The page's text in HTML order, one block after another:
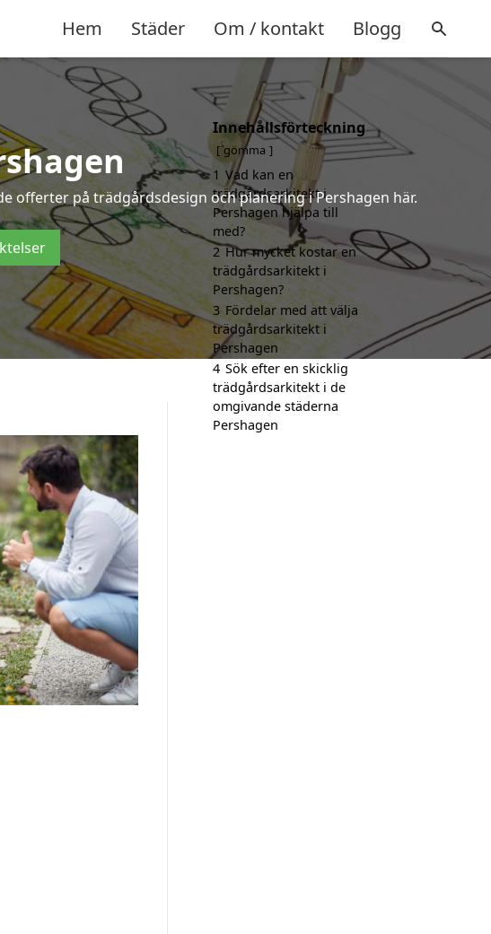
Hem Städer Om / kontakt Blogg
offerter på trädgårdsdesign och planering i Pershagen här.
Innehållsförteckning
gömma
1 Vad kan en
trädgårdsarkitekt i
Pershagen hjälpa till
med?
2 Hur mycket kostar en
trädgårdsarkitekt i
Pershagen?
3 Fördelar med att välja
trädgårdsarkitekt i
Pershagen
4 Sök efter en skicklig
trädgårdsarkitekt i de
omgivande städerna
Pershagen